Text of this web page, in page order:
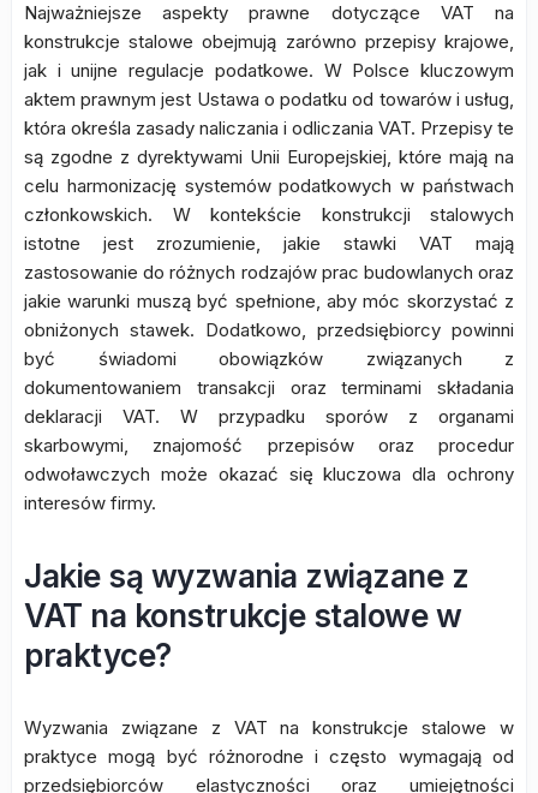
Najważniejsze aspekty prawne dotyczące VAT na
konstrukcje stalowe obejmują zarówno przepisy krajowe,
jak i unijne regulacje podatkowe. W Polsce kluczowym
aktem prawnym jest Ustawa o podatku od towarów i usług,
która określa zasady naliczania i odliczania VAT. Przepisy te
są zgodne z dyrektywami Unii Europejskiej, które mają na
celu harmonizację systemów podatkowych w państwach
członkowskich. W kontekście konstrukcji stalowych
istotne jest zrozumienie, jakie stawki VAT mają
zastosowanie do różnych rodzajów prac budowlanych oraz
jakie warunki muszą być spełnione, aby móc skorzystać z
obniżonych stawek. Dodatkowo, przedsiębiorcy powinni
być świadomi obowiązków związanych z
dokumentowaniem transakcji oraz terminami składania
deklaracji VAT. W przypadku sporów z organami
skarbowymi, znajomość przepisów oraz procedur
odwoławczych może okazać się kluczowa dla ochrony
interesów firmy.
Jakie są wyzwania związane z
VAT na konstrukcje stalowe w
praktyce?
Wyzwania związane z VAT na konstrukcje stalowe w
praktyce mogą być różnorodne i często wymagają od
przedsiębiorców elastyczności oraz umiejętności